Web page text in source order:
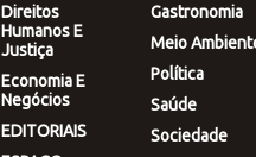
Direitos
Humanos E
Justiça
Economia E
Negócios
EDITORIAIS
Gastronomia
Meio
Política
Saúde
Sociedade